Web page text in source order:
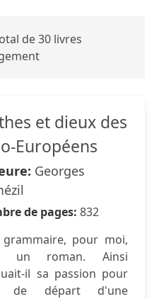
de 30 livres
et dieux des
Européens
Georges
de pages: 832
grammaire, pour moi,
un roman. Ainsi
il sa passion pour
de départ d'une